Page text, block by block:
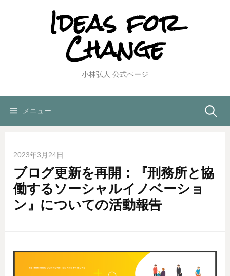
キ
Ideas for
Change
小林弘人 公式ページ
メニュー 検
2023年3月24日
ブログ更新を再開：『刑務所と協
働するソーシャルイノベーショ
ン』についての活動報告